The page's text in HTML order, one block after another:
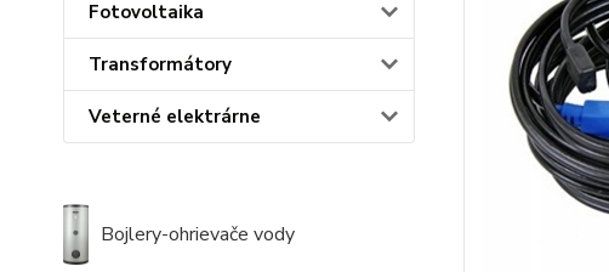
Fotovoltaika
Transformátory
Veterné elektrárne
Bojlery-ohrievače vody